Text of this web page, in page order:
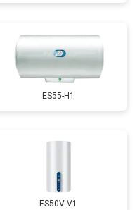
ES55-H1
ES50V-V1